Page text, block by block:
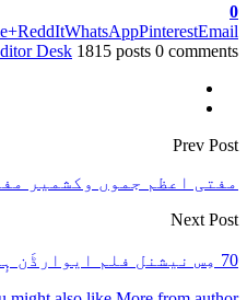
0
ReddItWhatsAppPinterestEmail
Desk 1815 posts 0 comments
Prev Post
مفتی اعظم جموں وکشمیر
Next Post
70 مِس نیشنل فلم ایوارڈَن ہٕنٛدٮ۪ن زینن والٮ۪ن ہُنٛد اعلان